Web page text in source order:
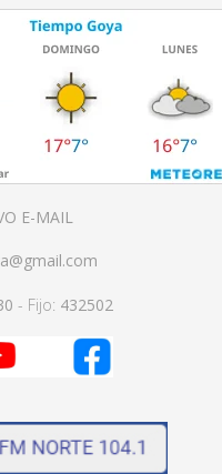
E-MAIL
- Fijo: 432502